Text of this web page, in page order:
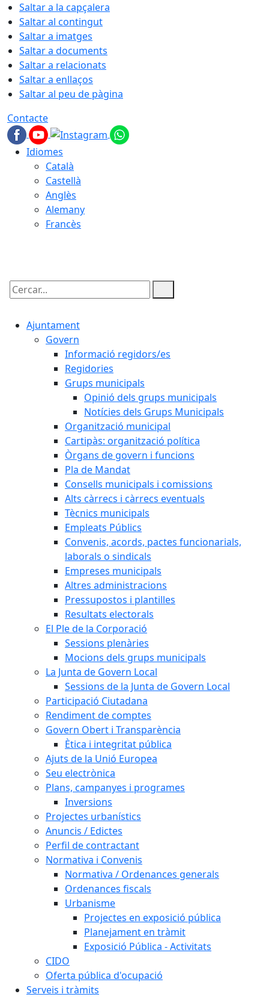
Saltar a la capçalera
Saltar al contingut
Saltar a imatges
Saltar a documents
Saltar a relacionats
Saltar a enllaços
Saltar al peu de pàgina
Contacte
Idiomes
Català
Castellà
Anglès
Alemany
Francès
Cercar:
Ajuntament
Govern
Informació regidors/es
Regidories
Grups municipals
Opinió dels grups municipals
Notícies dels Grups Municipals
Organització municipal
Cartipàs: organització política
Òrgans de govern i funcions
Pla de Mandat
Consells municipals i comissions
Alts càrrecs i càrrecs eventuals
Tècnics municipals
Empleats Públics
Convenis, acords, pactes funcionarials,
laborals o sindicals
Empreses municipals
Altres administracions
Pressupostos i plantilles
Resultats electorals
El Ple de la Corporació
Sessions plenàries
Mocions dels grups municipals
La Junta de Govern Local
Sessions de la Junta de Govern Local
Participació Ciutadana
Rendiment de comptes
Govern Obert i Transparència
Ètica i integritat pública
Ajuts de la Unió Europea
Seu electrònica
Plans, campanyes i programes
Inversions
Projectes urbanístics
Anuncis / Edictes
Perfil de contractant
Normativa i Convenis
Normativa / Ordenances generals
Ordenances fiscals
Urbanisme
Projectes en exposició pública
Planejament en tràmit
Exposició Pública - Activitats
CIDO
Oferta pública d'ocupació
Serveis i tràmits